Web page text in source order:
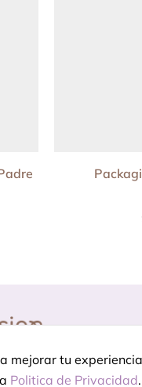
mejorar tu
Politica de Privacidad.
celebrar